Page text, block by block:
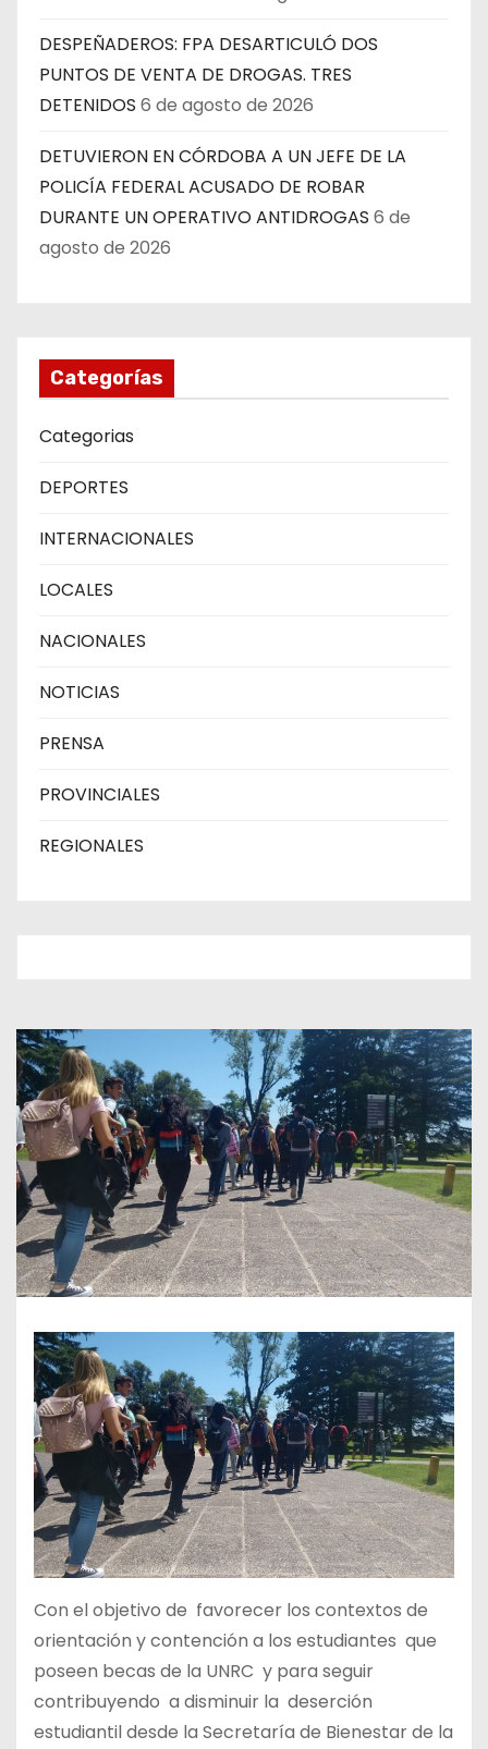
DESPEÑADEROS: FPA DESARTICULÓ DOS
PUNTOS DE VENTA DE DROGAS. TRES
DETENIDOS 6 de agosto de 2026
DETUVIERON EN CÓRDOBA A UN JEFE DE LA
POLICÍA FEDERAL ACUSADO DE ROBAR
DURANTE UN OPERATIVO ANTIDROGAS 6 de
agosto de 2026
Categorías
Categorias
DEPORTES
INTERNACIONALES
LOCALES
NACIONALES
NOTICIAS
PRENSA
PROVINCIALES
REGIONALES
Con el objetivo de favorecer los contextos de
orientación y contención a los estudiantes que
poseen becas de la UNRC y para seguir
contribuyendo a disminuir la deserción
estudiantil desde la Secretaría de Bienestar de la